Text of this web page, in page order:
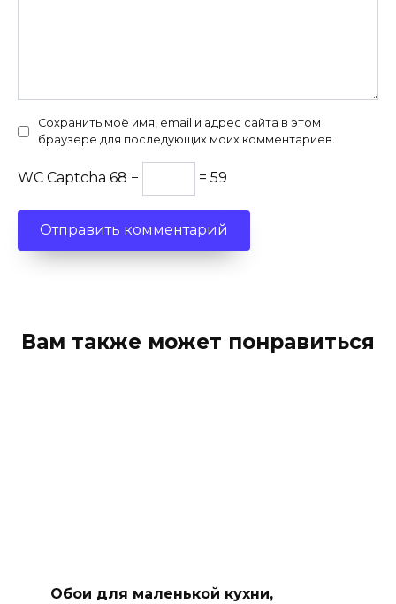
Сохранить моё имя, email и адрес сайта в этом
браузере для последующих моих комментариев.
WC Captcha 68 − = 59
Вам также может понравиться
Обои для маленькой кухни,